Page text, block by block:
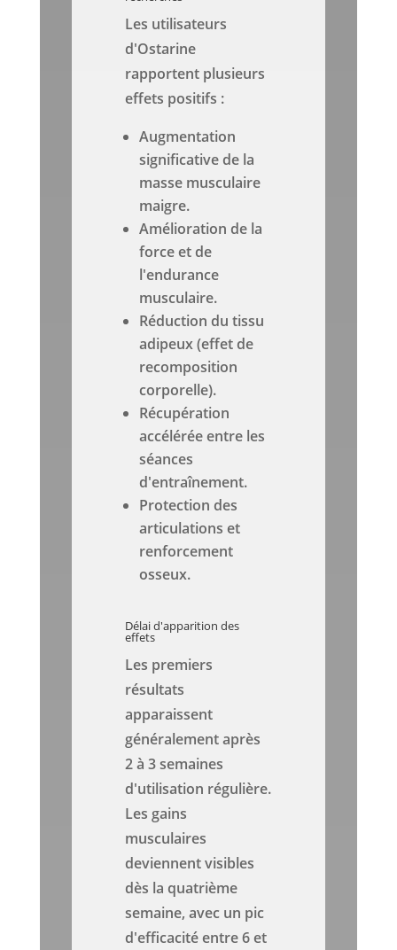
Les utilisateurs
d'Ostarine
rapportent plusieurs
effets positifs :
Augmentation
significative de la
masse musculaire
maigre.
Amélioration de la
force et de
l'endurance
musculaire.
Réduction du tissu
adipeux (effet de
recomposition
corporelle).
Récupération
accélérée entre les
séances
d'entraînement.
Protection des
articulations et
renforcement
osseux.
Délai d'apparition des
effets
Les premiers
résultats
apparaissent
généralement après
2 à 3 semaines
d'utilisation régulière.
Les gains
musculaires
deviennent visibles
dès la quatrième
semaine, avec un pic
d'efficacité entre 6 et